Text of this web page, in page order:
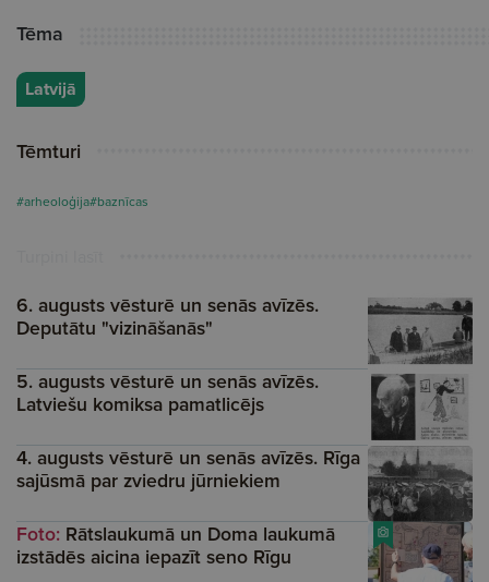
Tēma
Latvijā
Tēmturi
#arheoloģija#baznīcas
6. augusts vēsturē un senās avīzēs.
Deputātu "vizināšanās"
5. augusts vēsturē un senās avīzēs.
Latviešu komiksa pamatlicējs
4. augusts vēsturē un senās avīzēs. Rīga
sajūsmā par zviedru jūrniekiem
Foto: Rātslaukumā un Doma laukumā
izstādēs aicina iepazīt seno Rīgu